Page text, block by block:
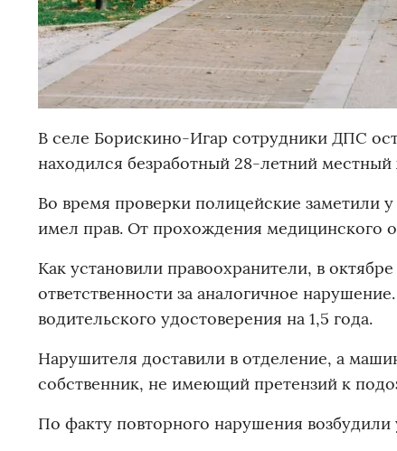
В селе Борискино-Игар сотрудники ДПС
находился безработный 28-летний местный
Во время проверки полицейские заметили
имел прав. От прохождения медицинского
Как установили правоохранители, в
ответственности за аналогичное
водительского удостоверения на 1,5 года.
Нарушителя доставили в отделение, а
собственник, не имеющий претензий к
По факту повторного нарушения